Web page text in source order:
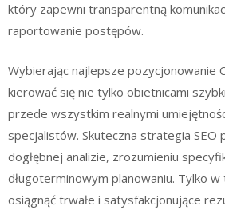
który zapewni transparentną
raportowanie postępów.
Wybierając najlepsze pozycjonowanie
kierować się nie tylko obietnicami
przede wszystkim realnymi
specjalistów. Skuteczna strategia SEO
dogłębnej analizie, zrozumieniu
długoterminowym planowaniu. Tylko
osiągnąć trwałe i satysfakcjonujące